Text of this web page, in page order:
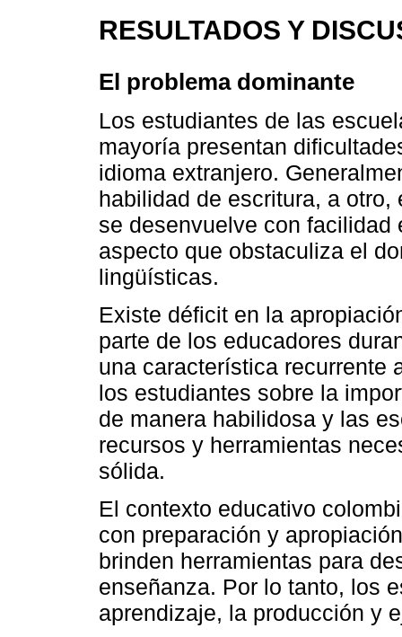
RESULTADOS Y
El problema dominante
Los estudiantes de las
mayoría presentan
idioma extranjero.
habilidad de escritura, a
se desenvuelve con
aspecto que obstaculiza el
lingüísticas.
Existe déficit en la
parte de los educadores
una característica recurrente
los estudiantes sobre la
de manera habilidosa y las
recursos y herramientas
sólida.
El contexto educativo
con preparación y
brinden herramientas para
enseñanza. Por lo tanto, los
aprendizaje, la producción y